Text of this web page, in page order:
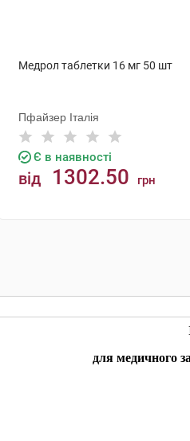
Медрол таблетки 16 мг 50 шт
Пфайзер Італія
Є в наявності
від 1302.50 грн